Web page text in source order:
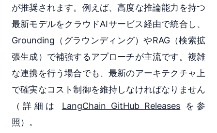
が推奨されます。例えば、高度な推論能力を持つ
最新モデルをクラウドAIサービス経由で統合し、
Grounding（グラウンディング）やRAG（検索拡
張生成）で補強するアプローチが主流です。複雑
な連携を行う場合でも、最新のアーキテクチャ上
で確実なコスト制御を維持しなければなりません
（詳細は LangChain GitHub Releases を参
照）。